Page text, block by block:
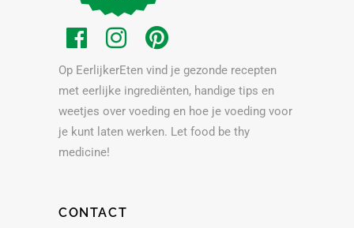
Op EerlijkerEten vind je gezonde recepten
met eerlijke ingrediënten, handige tips en
weetjes over voeding en hoe je voeding voor
je kunt laten werken. Let food be thy
medicine!
CONTACT